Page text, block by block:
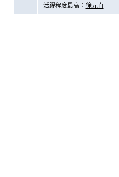
活躍程度最高： 徐元直